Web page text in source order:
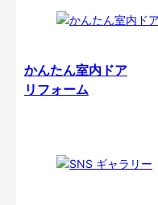
かんたん室内ドア
リフォーム